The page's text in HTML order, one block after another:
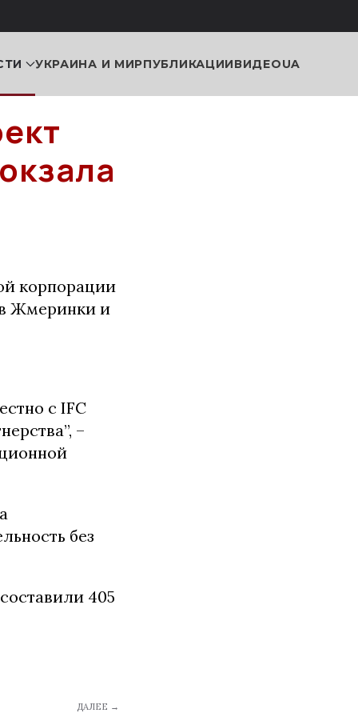
УКРАИНА И МИРПУБЛИКАЦИИВИДЕОUA
корпорации
Жмеринки и
с IFC
–
без
405
ДАЛЕЕ →